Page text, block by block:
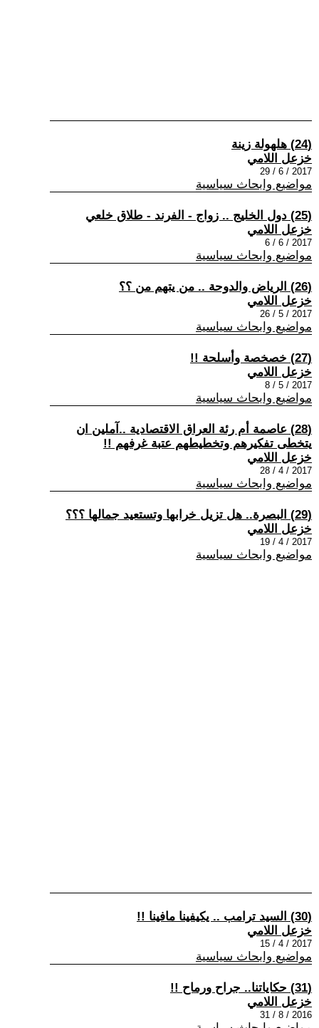
(24) هلهولة زينة
خزعل اللامي
2017 / 6 / 29
مواضيع وابحاث سياسية
(25) دول الخليج .. زواج - الفرند - طلاق خلعي
خزعل اللامي
2017 / 6 / 6
مواضيع وابحاث سياسية
(26) الرياض والدوحة .. من يتهم من ؟؟
خزعل اللامي
2017 / 5 / 26
مواضيع وابحاث سياسية
(27) خصخصة وأسلحة !!
خزعل اللامي
2017 / 5 / 8
مواضيع وابحاث سياسية
(28) عاصمة أم رئة العراق الاقتصادية ..آملين ان
يتخطى تفكيرهم وتخطيطهم عتبة غرفهم !!
خزعل اللامي
2017 / 4 / 28
مواضيع وابحاث سياسية
(29) البصرة.. هل تزيل خرابها وتستعيد جمالها ؟؟؟
خزعل اللامي
2017 / 4 / 19
مواضيع وابحاث سياسية
(30) السيد ترامب .. يكيفينا مافينا !!
خزعل اللامي
2017 / 4 / 15
مواضيع وابحاث سياسية
(31) حكاياتنا.. جراح ورماح !!
خزعل اللامي
2016 / 8 / 31